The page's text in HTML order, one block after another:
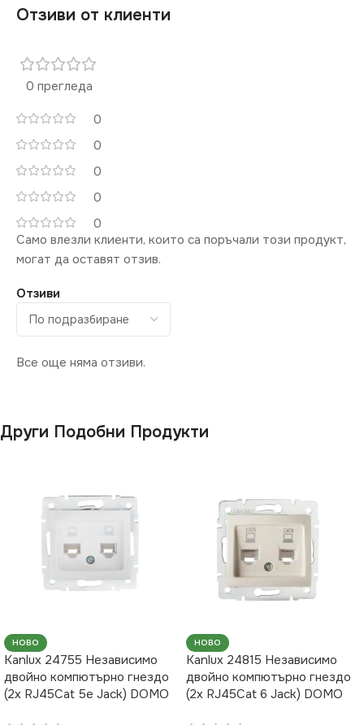
Отзиви от клиенти
0 прегледа
0
0
0
0
0
Отзиви
Все още няма отзиви.
Само влезли клиенти, които са поръчали този продукт,
могат да оставят отзив.
Други Подобни Продукти
НОВО
Kanlux 24755 Независимо
двойно компютърно гнездо
(2x RJ45Cat 5e Jack) DOMO
НОВО
Kanlux 24815 Независимо
двойно компютърно гнездо
(2x RJ45Cat 6 Jack) DOMO